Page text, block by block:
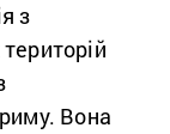
з
Вона